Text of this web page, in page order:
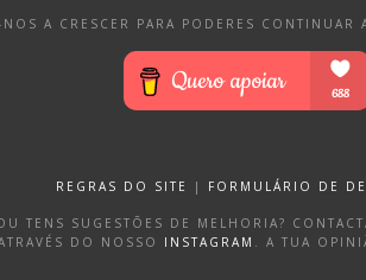
NOS A CRESCER PARA PODERES CONTINUAR
REGRAS DO SITE | FORMULÁRIO DE
TENS SUGESTÕES DE MELHORIA?
DO NOSSO
INSTAGRAM . A TUA